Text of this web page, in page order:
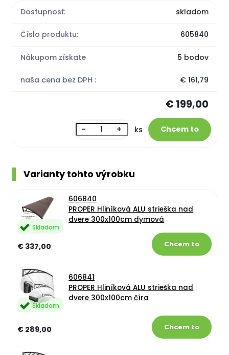
Dostupnosť: skladom
Číslo produktu: 605840
Nákupom získate 5 bodov
naša cena bez DPH : € 161,79
€ 199,00
- + ks
Varianty tohto výrobku
606840
PROPER Hliníková ALU strieška nad
dvere 300x100cm dymová
Skladom
€ 337,00
606841
PROPER Hliníková ALU strieška nad
dvere 300x100cm číra
Skladom
€ 289,00